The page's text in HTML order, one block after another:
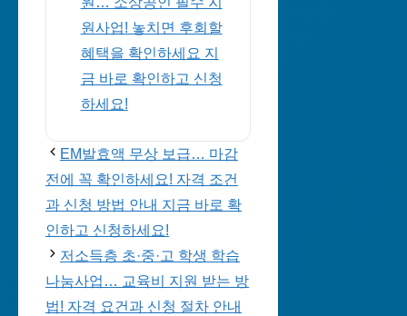
원사업! 놓치면 후회할
혜택을 확인하세요 지
금 바로 확인하고 신청
하세요!
EM발효액 무상 보급… 마감
전에 꼭 확인하세요! 자격 조건
과 신청 방법 안내 지금 바로 확
인하고 신청하세요!
저소득층 초·중·고 학생 학습
나눔사업… 교육비 지원 받는 방
법! 자격 요건과 신청 절차 안내